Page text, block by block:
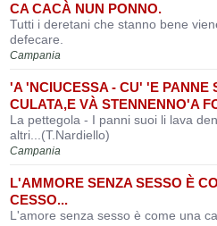
CA CACÀ NUN PONNO.
Tutti i deretani che stanno bene
defecare.
Campania
'A 'NCIUCESSA - CU' 'E PANNE
CULATA,E VÀ STENNENNO'A
La pettegola - I panni suoi li lava
altri...(T.Nardiello)
Campania
L'AMMORE SENZA SESSO È
CESSO...
L'amore senza sesso è come una